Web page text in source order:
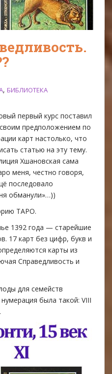
, БИБЛИОТЕКА
первый курс поставил
предположением по
карт настолько, что
статью на эту тему.
Хшановская сама
меня, честно говоря,
последовало
обманули»…))
ТАРО.
1392 года — старейшие
17 карт без цифр, букв и
карты из
Справедливость и
для семейств
была такой: VIII